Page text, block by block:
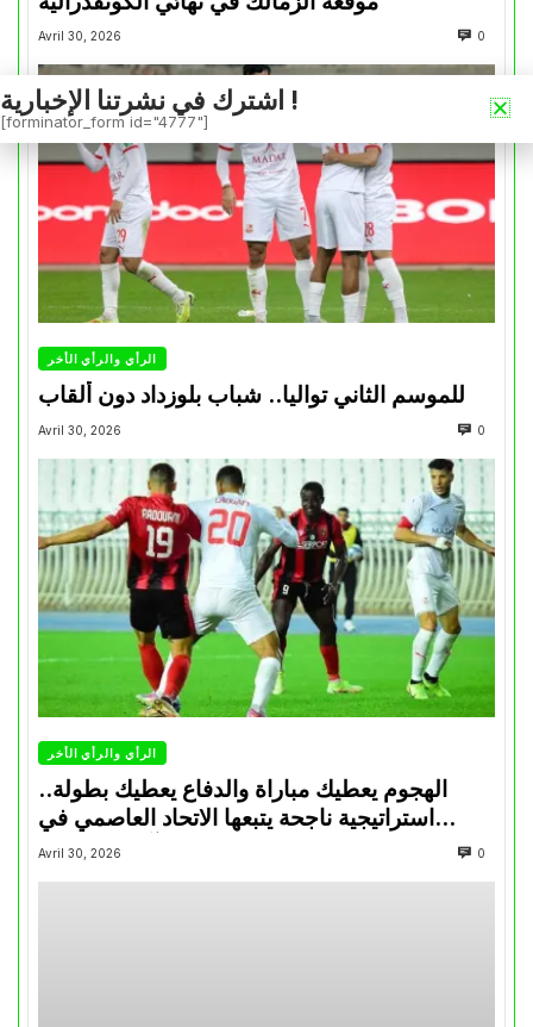
Avril 30, 2026 0
الرأي والرأي الأخر
للموسم الثاني تواليا.. شباب بلوزداد دون ألقاب
Avril 30, 2026 0
الرأي والرأي الأخر
الهجوم يعطيك مباراة والدفاع يعطيك بطولة..
استراتيجية ناجحة يتبعها الاتحاد العاصمي في
تتويجاته آخر السنوات
Avril 30, 2026 0
اشترك في نشرتنا الإخبارية !
[forminator_form id="4777"]